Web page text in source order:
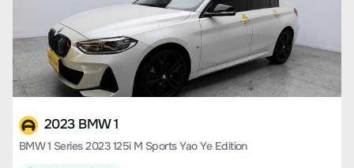
2023 BMW 1
BMW 1 Series 2023 125i M Sports Yao Ye Edition